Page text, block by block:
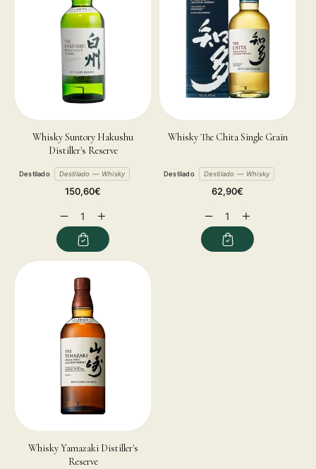
Whisky Suntory Hakushu
Distiller's Reserve
Destilado Destilado — Whisky
Precio
150,60€
Reducir
cantidad
para
Aumentar
cantidad
para
Whisky The Chita Single Grain
Destilado Destilado — Whisky
Precio
62,90€
Reducir
cantidad
para
Aumentar
cantidad
para
Whisky Yamazaki Distiller's
Reserve